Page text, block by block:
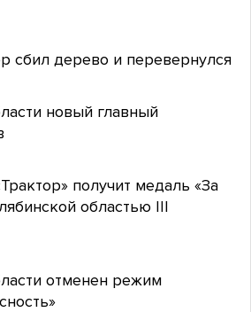
сбил дерево и перевернулся
новый главный
получит медаль «За
областью III
отменен режим